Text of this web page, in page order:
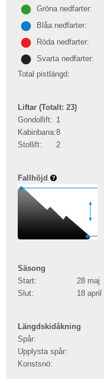
Gröna nedfarter:
Blåa nedfarter:
Röda nedfarter:
Svarta nedfarter:
Total pistlängd:
Liftar (Totalt: 23)
Gondollift: 1
Kabinbana:8
Stollift:
2
Fallhöjd
Säsong
Start:
28 maj
Slut:
18 april
Längdskidåkning
Spår:
Upplysta spår:
Konstsnö: